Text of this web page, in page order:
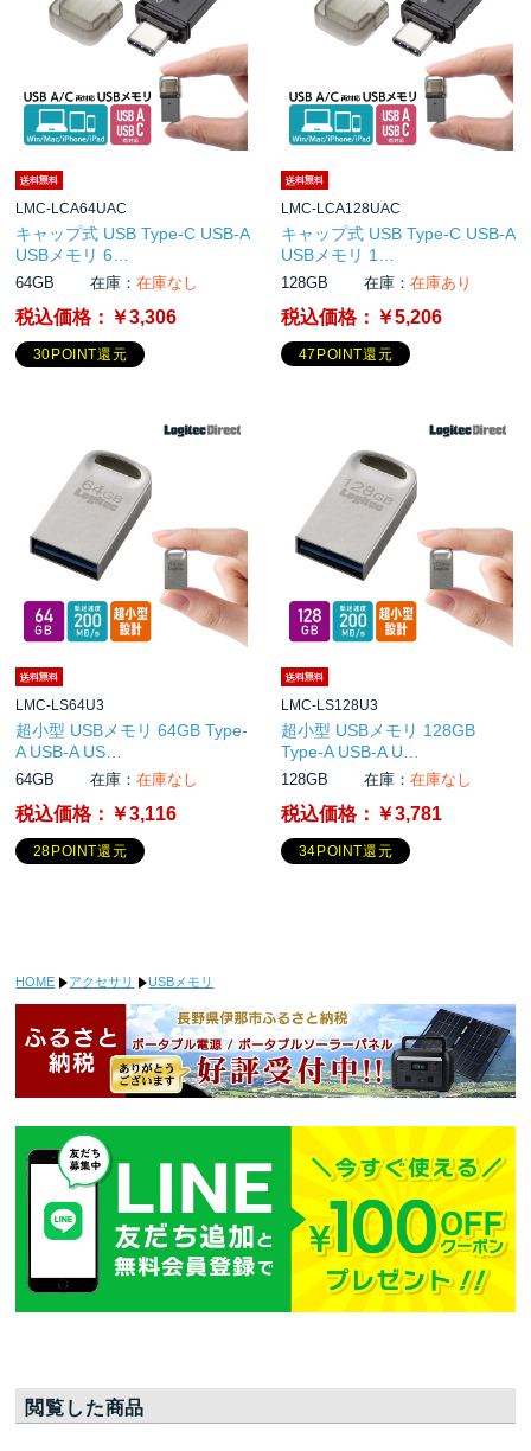
LMC-LCA64UAC
キャップ式 USB Type-C USB-A
USBメモリ 6…
64GB 在庫：在庫なし
税込価格： ￥3,306
30POINT還元
LMC-LCA128UAC
キャップ式 USB Type-C USB-A
USBメモリ 1…
128GB 在庫：在庫あり
税込価格： ￥5,206
47POINT還元
LMC-LS64U3
超小型 USBメモリ 64GB Type-
A USB-A US…
64GB 在庫：在庫なし
税込価格： ￥3,116
28POINT還元
LMC-LS128U3
超小型 USBメモリ 128GB
Type-A USB-A U…
128GB 在庫：在庫なし
税込価格： ￥3,781
34POINT還元
HOME アクセサリ USBメモリ
閲覧した商品